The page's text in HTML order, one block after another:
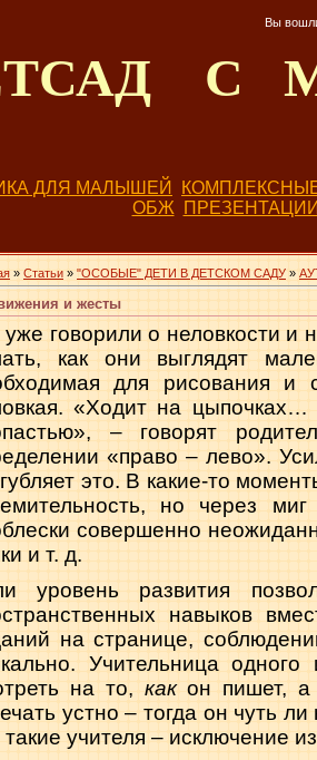
Вы
С
ДЛЯ МАЛЫШЕЙ
ОБЖ
» Статьи » "ОСОБЫЕ" ДЕТИ В ДЕТСКОМ САДУ »
и жесты
говорили о неловкости и
как они выглядят
для рисования и
«Ходит на
– говорят
«право – лево».
это. В какие-то
но через
совершенно
и т. д.
уровень развития
навыков
на странице,
Учительница
на то, какон пишет,
устно – тогда он чуть
такие учителя – исключение